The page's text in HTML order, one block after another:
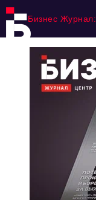
Бизнес Журнал: